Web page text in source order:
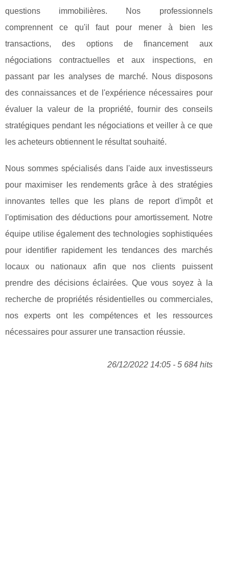
questions immobilières. Nos professionnels
comprennent ce qu'il faut pour mener à bien les
transactions, des options de financement aux
négociations contractuelles et aux inspections, en
passant par les analyses de marché. Nous disposons
des connaissances et de l'expérience nécessaires pour
évaluer la valeur de la propriété, fournir des conseils
stratégiques pendant les négociations et veiller à ce que
les acheteurs obtiennent le résultat souhaité.
Nous sommes spécialisés dans l'aide aux investisseurs
pour maximiser les rendements grâce à des stratégies
innovantes telles que les plans de report d'impôt et
l'optimisation des déductions pour amortissement. Notre
équipe utilise également des technologies sophistiquées
pour identifier rapidement les tendances des marchés
locaux ou nationaux afin que nos clients puissent
prendre des décisions éclairées. Que vous soyez à la
recherche de propriétés résidentielles ou commerciales,
nos experts ont les compétences et les ressources
nécessaires pour assurer une transaction réussie.
26/12/2022 14:05 - 5 684 hits